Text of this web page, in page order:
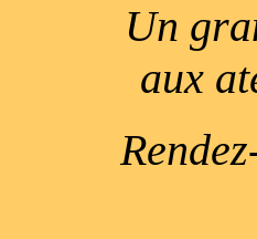
Un
aux